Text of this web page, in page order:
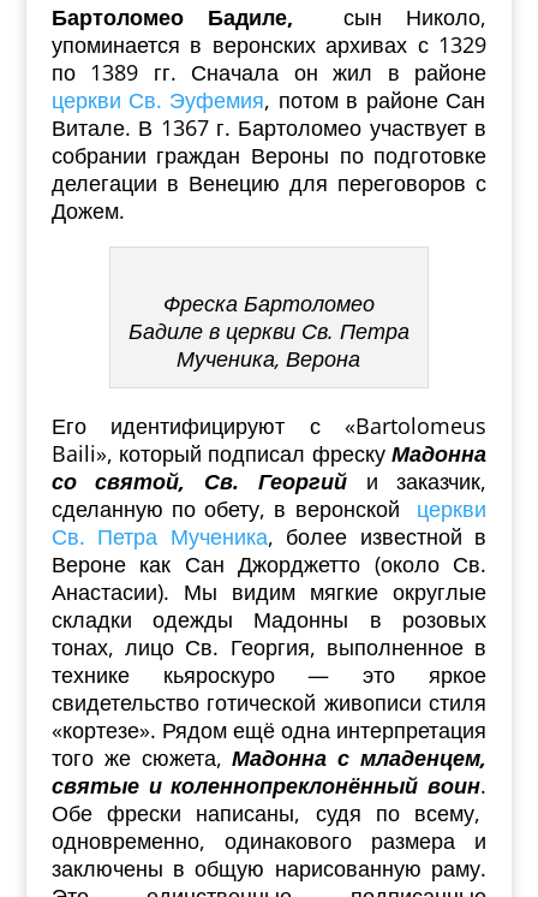
Бартоломео Бадиле, сын Николо,
упоминается в веронских архивах с 1329
по 1389 гг. Сначала он жил в районе
церкви Св. Эуфемия, потом в районе Сан
Витале. В 1367 г. Бартоломео участвует в
собрании граждан Вероны по подготовке
делегации в Венецию для переговоров с
Дожем.
Фреска Бартоломео
Бадиле в церкви Св. Петра
Мученика, Верона
Его идентифицируют с «Bartolomeus
Baili», который подписал фрескуМадонна
со святой, Св. Георгийи заказчик,
сделанную по обету, в веронской церкви
Св. Петра Мученика, более известной в
Вероне как Сан Джорджетто (около Св.
Анастасии). Мы видим мягкие округлые
складки одежды Мадонны в розовых
тонах, лицо Св. Георгия, выполненное в
технике кьяроскуро — это яркое
свидетельство готической живописи стиля
«кортезе». Рядом ещё одна интерпретация
того же сюжета,Мадонна с младенцем,
святые и коленнопреклонённый воин.
Обе фрески написаны, судя по всему,
одновременно, одинакового размера и
заключены в общую нарисованную раму.